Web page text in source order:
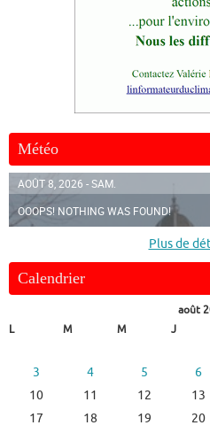
Météo
AOÛT 8, 2026 - SAM.
OOOPS! NOTHING WAS FOUND!
Plus de
Calendrier
août
L
M M J
3
4 5 6
10
11 12 13
17
18 19 20